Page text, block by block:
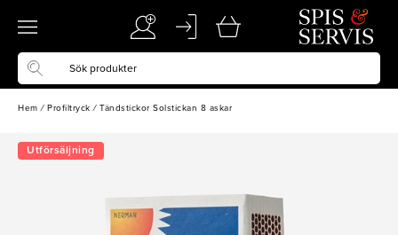
Hem / Profiltryck / Tändstickor Solstickan 8 askar
Utförsäljning